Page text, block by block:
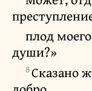
плод
души?»
8Сказано